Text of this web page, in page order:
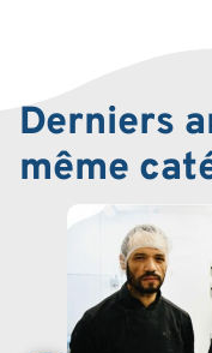
Derniers
même